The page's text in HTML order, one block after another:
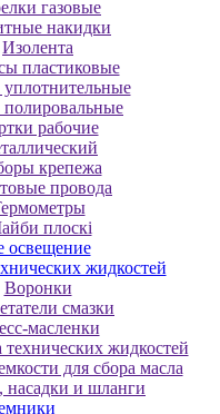
газовые
накидки
Изолента
пластиковые
уплотнительные
рабочие
крепежа
провода
плоскі
освещение
жидкостей
Воронки
смазки
масленки
технических жидкостей
для сбора масла
и шланги